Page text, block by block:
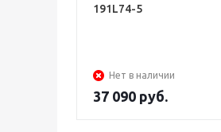
191L74-5
Нет в наличии
37 090 руб.